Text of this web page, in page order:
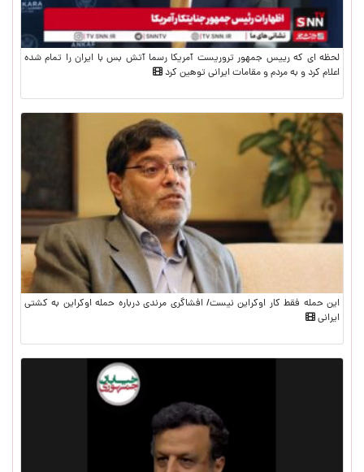
لحظه ای که رییس جمهور تروریست آمریکا رسما آتش بس با ایران را تمام شده
اعلام کرد و به مردم و مقامات ایرانی توهین کرد
این حمله فقط کار اوکراین نیست/ افشاگری مرندی درباره حمله اوکراین به کشتی
ایرانی